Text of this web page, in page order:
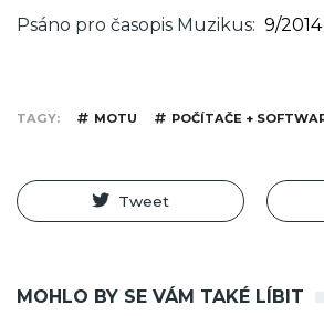
Psáno pro časopis Muzikus 9/2014
TAGY MOTU POČÍTAČE +
Tweet
MOHLO BY SE VÁM TAKÉ LÍBIT